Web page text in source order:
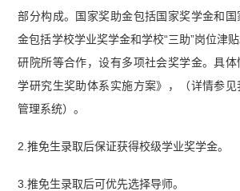
部分构成。国家奖助金包括国家奖学金和
金包括学校学业奖学金和学校“三助”岗位津
研院所等合作，设有多项社会奖学金。具
学研究生奖助体系实施方案》，（详情参
管理系统）。
2.推免生录取后保证获得校级学业奖学金。
3.推免生录取后可优先选择导师。